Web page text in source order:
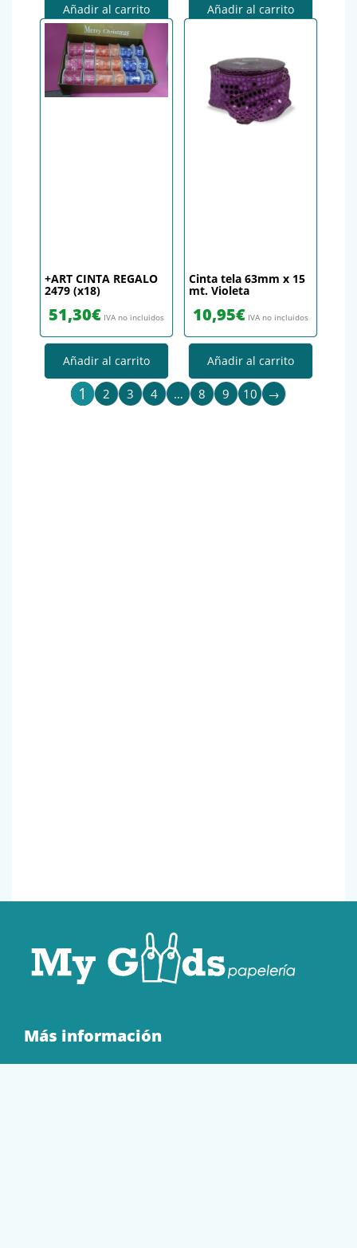
Añadir al carrito Añadir al carrito
+ART CINTA REGALO
2479 (x18)
51,30€ IVA no incluidos
Añadir al carrito
Cinta tela 63mm x 15
mt. Violeta
10,95€ IVA no incluidos
Añadir al carrito
1 2 3 4 … 8 9 10 →
Más información